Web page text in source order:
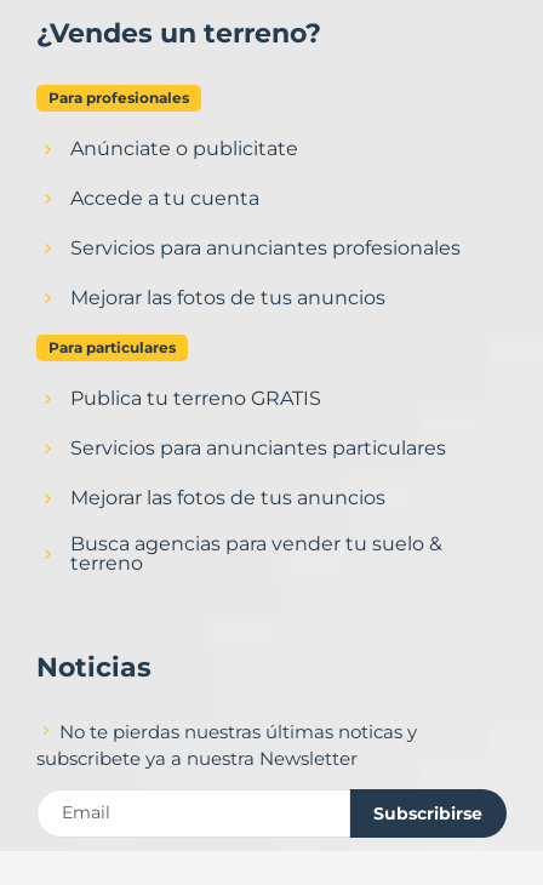
¿Vendes un terreno?
Para profesionales
Anúnciate o publicitate
Accede a tu cuenta
Servicios para anunciantes profesionales
Mejorar las fotos de tus anuncios
Para particulares
Publica tu terreno GRATIS
Servicios para anunciantes particulares
Mejorar las fotos de tus anuncios
Busca agencias para vender tu suelo &
terreno
Noticias
No te pierdas nuestras últimas noticas y
subscribete ya a nuestra Newsletter
Subscribirse